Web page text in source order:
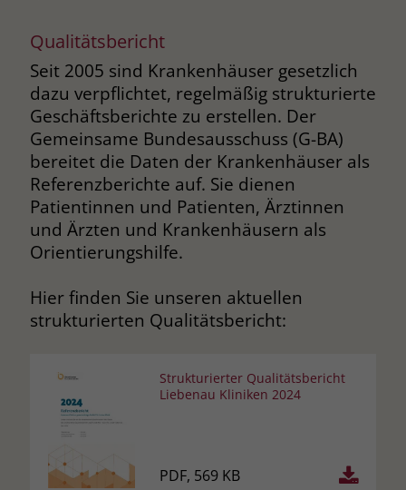
Qualitätsbericht
Seit 2005 sind Krankenhäuser gesetzlich
dazu verpflichtet, regelmäßig strukturierte
Geschäftsberichte zu erstellen. Der
Gemeinsame Bundesausschuss (G-BA)
bereitet die Daten der Krankenhäuser als
Referenzberichte auf. Sie dienen
Patientinnen und Patienten, Ärztinnen
und Ärzten und Krankenhäusern als
Orientierungshilfe.
Hier finden Sie unseren aktuellen
strukturierten Qualitätsbericht:
Strukturierter Qualitätsbericht
Liebenau Kliniken 2024
PDF, 569 KB
Zweck
von Facebook zurückzuführen. Dieses
Cookie ist ein Erstanbieter-Cookie, d. h.
Facebook platziert es, während ein
Verbraucher auf Facebook ist. Dieses
Cookie verfolgt die Besuche eines
Nutzers auf verschiedenen Websites
und meldet dieses Verhalten an
Facebook. Facebook kann dann die
gesammelten Daten nutzen, um den
Nutzer besser zu verstehen und
bessere, relevantere Werbung zu
zeigen. Das _fbp-Cookie sammelt keine
persönlich identifizierbaren
Informationen und wird von Facebook
nur platziert, um Daten an das